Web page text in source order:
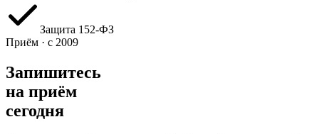
Защита 152‑ФЗ
Приём · с 2009
Запишитесь
на приём
сегодня